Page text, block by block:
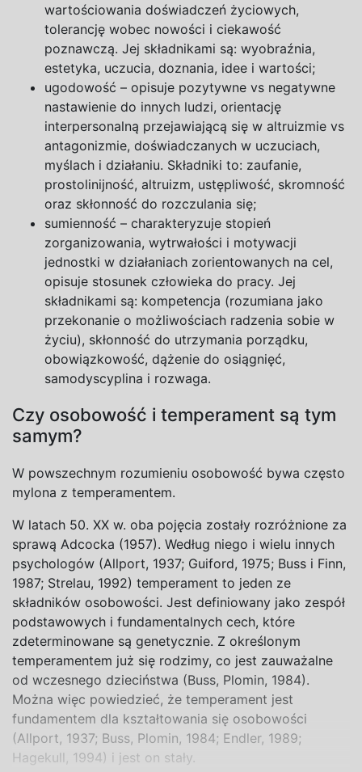
wartościowania doświadczeń życiowych,
tolerancję wobec nowości i ciekawość
poznawczą. Jej składnikami są: wyobraźnia,
estetyka, uczucia, doznania, idee i wartości;
ugodowość – opisuje pozytywne vs negatywne
nastawienie do innych ludzi, orientację
interpersonalną przejawiającą się w altruizmie vs
antagonizmie, doświadczanych w uczuciach,
myślach i działaniu. Składniki to: zaufanie,
prostolinijność, altruizm, ustępliwość, skromność
oraz skłonność do rozczulania się;
sumienność – charakteryzuje stopień
zorganizowania, wytrwałości i motywacji
jednostki w działaniach zorientowanych na cel,
opisuje stosunek człowieka do pracy. Jej
składnikami są: kompetencja (rozumiana jako
przekonanie o możliwościach radzenia sobie w
życiu), skłonność do utrzymania porządku,
obowiązkowość, dążenie do osiągnięć,
samodyscyplina i rozwaga.
Czy osobowość i temperament są tym
samym?
W powszechnym rozumieniu osobowość bywa często
mylona z temperamentem.
W latach 50. XX w. oba pojęcia zostały rozróżnione za
sprawą Adcocka (1957). Według niego i wielu innych
psychologów (Allport, 1937; Guiford, 1975; Buss i Finn,
1987; Strelau, 1992) temperament to jeden ze
składników osobowości. Jest definiowany jako zespół
podstawowych i fundamentalnych cech, które
zdeterminowane są genetycznie. Z określonym
temperamentem już się rodzimy, co jest zauważalne
od wczesnego dzieciństwa (Buss, Plomin, 1984).
Można więc powiedzieć, że temperament jest
fundamentem dla kształtowania się osobowości
(Allport, 1937; Buss, Plomin, 1984; Endler, 1989;
Hagekull, 1994) i jest on stały.